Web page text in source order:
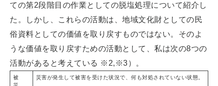
ての第2段階目の作業としての脱塩処理について紹介し
た。しかし、これらの活動は、地域文化財としての民
俗資料としての価値を取り戻すものではない。そのよ
うな価値を取り戻すための活動として、私は次の8つの
活動があると考えている ※2,※3）。
被
災
災害が発生して被害を受けた状況で、何も対処されていない状態。